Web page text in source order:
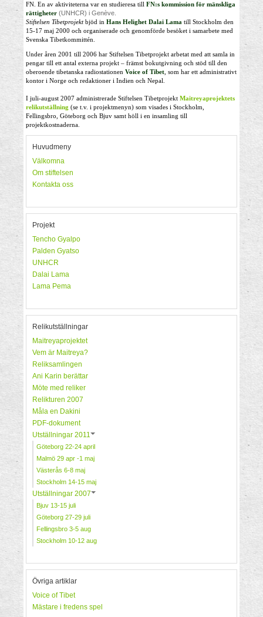
FN. En av aktiviteterna var en studieresa till FN:s kommission för mänskliga
rättigheter(UNHCR) i Genève.
Stiftelsen Tibetprojektbjöd in Hans Helighet Dalai Lama till Stockholm den
15-17 maj 2000 och organiserade och genomförde besöket i samarbete med
Svenska Tibetkommittén.
Under åren 2001 till 2006 har Stiftelsen Tibetprojekt arbetat med att samla in
pengar till ett antal externa projekt – främst bokutgivning och stöd till den
oberoende tibetanska radiostationen Voice of Tibet, som har ett administrativt
kontor i Norge och redaktioner i Indien och Nepal.
I juli-august 2007 administrerade Stiftelsen Tibetprojekt Maitreyaprojektets
relikutställning(se t.v. i projektmenyn) som visades i Stockholm,
Fellingsbro, Göteborg och Bjuv samt höll i en insamling till
projektkostnaderna.
Huvudmeny
Välkomna
Om stiftelsen
Kontakta oss
Projekt
Tencho Gyalpo
Palden Gyatso
UNHCR
Dalai Lama
Lama Pema
Relikutställningar
Maitreyaprojektet
Vem är Maitreya?
Reliksamlingen
Ani Karin berättar
Möte med reliker
Relikturen 2007
Måla en Dakini
PDF-dokument
Utställningar 2011
Göteborg 22-24 april
Malmö 29 apr -1 maj
Västerås 6-8 maj
Stockholm 14-15 maj
Utställningar 2007
Bjuv 13-15 juli
Göteborg 27-29 juli
Fellingsbro 3-5 aug
Stockholm 10-12 aug
Övriga artiklar
Voice of Tibet
Mästare i fredens spel